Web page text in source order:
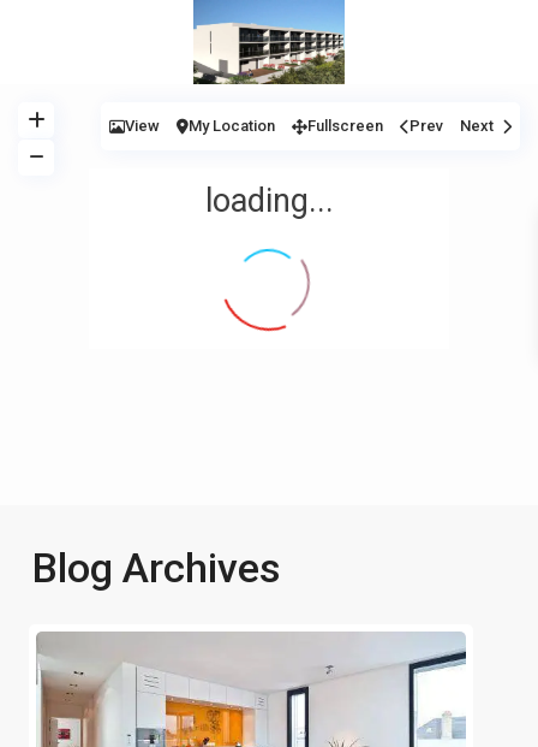
loading...
View My Location Fullscreen Prev Next
Blog Archives